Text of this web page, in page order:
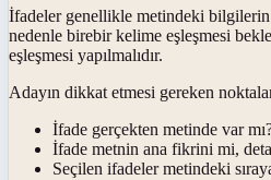
İfadeler genellikle metindeki
nedenle birebir kelime eşleşmesi
eşleşmesi yapılmalıdır.
Adayın dikkat etmesi gereken
İfade gerçekten metinde var
İfade metnin ana fikrini mi,
Seçilen ifadeler metindeki